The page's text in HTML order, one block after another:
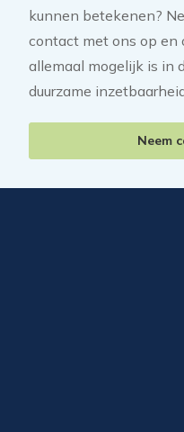
kunnen betekenen?
contact met ons op en
allemaal mogelijk is in
duurzame
Neem